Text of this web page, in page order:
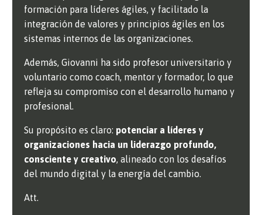
formación para líderes ágiles, y facilitado la
integración de valores y principios ágiles en los
sistemas internos de las organizaciones.
Además, Giovanni ha sido profesor universitario y
voluntario como coach, mentor y formador, lo que
refleja su compromiso con el desarrollo humano y
profesional.
Su propósito es claro: potenciar a líderes y
organizaciones hacia un liderazgo profundo,
consciente y creativo, alineado con los desafíos
del mundo digital y la energía del cambio.
Att.